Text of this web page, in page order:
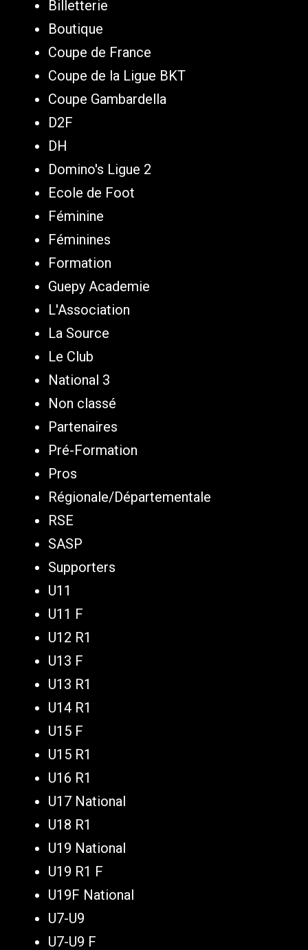
Billetterie
Boutique
Coupe de France
Coupe de la Ligue BKT
Coupe Gambardella
D2F
DH
Domino's Ligue 2
Ecole de Foot
Féminine
Féminines
Formation
Guepy Academie
L'Association
La Source
Le Club
National 3
Non classé
Partenaires
Pré-Formation
Pros
Régionale/Départementale
RSE
SASP
Supporters
U11
U11 F
U12 R1
U13 F
U13 R1
U14 R1
U15 F
U15 R1
U16 R1
U17 National
U18 R1
U19 National
U19 R1 F
U19F National
U7-U9
U7-U9 F